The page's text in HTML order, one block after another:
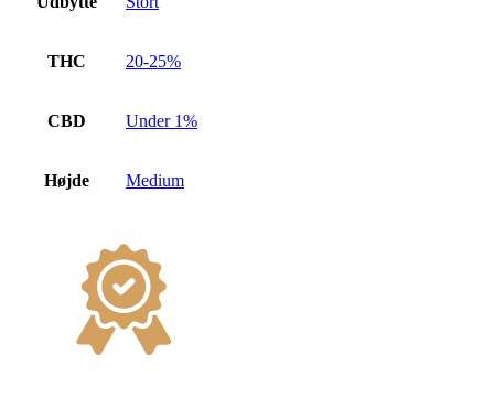
THC 20-25%
CBD Under 1%
Højde Medium